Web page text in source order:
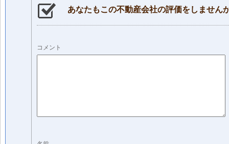
あなたもこの不動産会社の評価をしません
コメント